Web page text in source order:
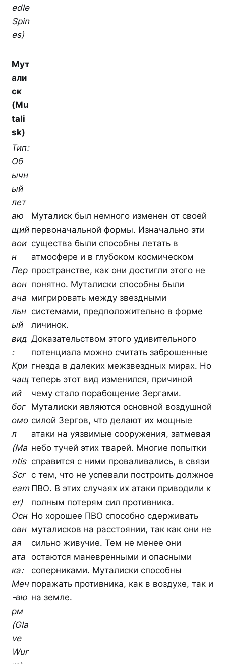
edle
Spin
es)
Мут
али
ск
(Mu
tali
sk)
Тип:
Об
ычн
ый
лет
аю
щий
вои
н
Пер
вон
ача
льн
ый
вид
:
Кри
чащ
ий
бог
омо
л
(Ma
ntis
Scr
eam
er)
Осн
овн
ая
ата
ка:
Меч
-вю
рм
(Gla
ve
Wur
Муталиск был немного изменен от своей
первоначальной формы. Изначально эти
существа были способны летать в
атмосфере и в глубоком космическом
пространстве, как они достигли этого не
понятно. Муталиски способны были
мигрировать между звездными
системами, предположительно в форме
личинок.
Доказательством этого удивительного
потенциала можно считать заброшенные
гнезда в далеких межзвездных мирах. Но
теперь этот вид изменился, причиной
чему стало порабощение Зергами.
Муталиски являются основной воздушной
силой Зергов, что делают их мощные
атаки на уязвимые сооружения, затмевая
небо тучей этих тварей. Многие попытки
справится с ними проваливались, в связи
с тем, что не успевали построить должное
ПВО. В этих случаях их атаки приводили к
полным потерям сил противника.
Но хорошее ПВО способно сдерживать
муталисков на расстоянии, так как они не
сильно живучие. Тем не менее они
остаются маневренными и опасными
соперниками. Муталиски способны
поражать противника, как в воздухе, так и
на земле.